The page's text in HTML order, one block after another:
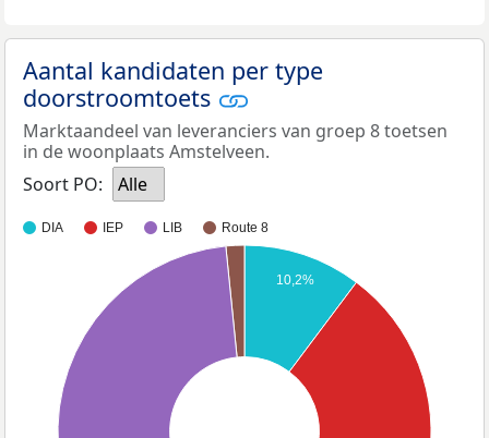
Aantal kandidaten per type
doorstroomtoets
Marktaandeel van leveranciers van groep 8 toetsen
in de woonplaats Amstelveen.
Soort PO:
Alle
DIA IEP LIB Route 8
10,2%